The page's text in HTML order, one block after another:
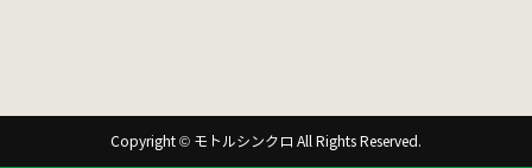
Copyright © モトルシンクロ All Rights Reserved.